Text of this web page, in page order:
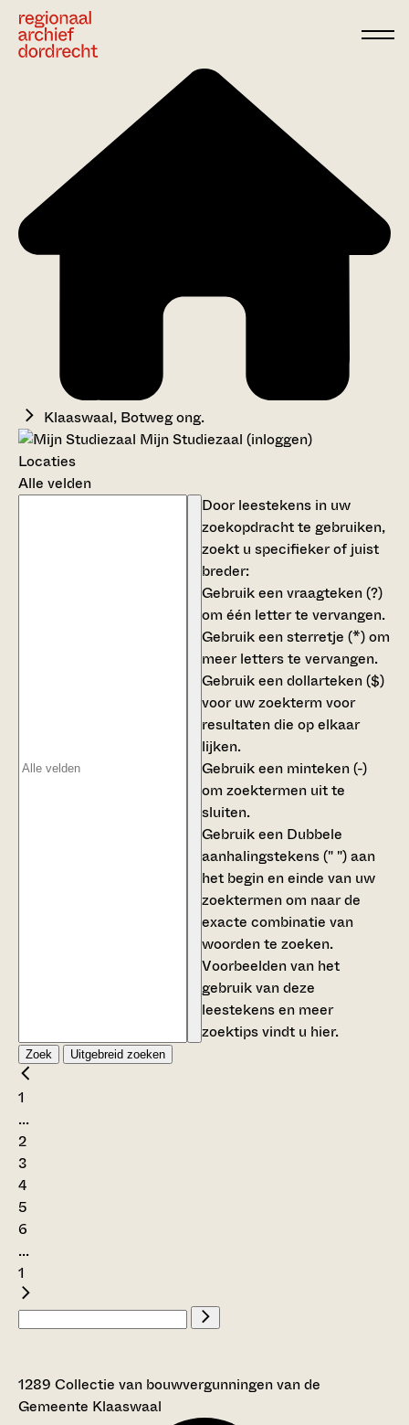
Klaaswaal, Botweg ong.
Mijn Studiezaal (inloggen)
Locaties
Alle velden
Door leestekens in uw
zoekopdracht te gebruiken,
zoekt u specifieker of juist
breder:
Gebruik eenvraagteken (?)
om één letter te vervangen.
Gebruik eensterretje (*)om
meer letters te vervangen.
Gebruik eendollarteken ($)
voor uw zoekterm voor
resultaten die op elkaar
lijken.
Gebruik een minteken (-)
om zoektermen uit te
sluiten.
Gebruik een Dubbele
aanhalingstekens (" ")aan
het begin en einde van uw
zoektermen om naar de
exacte combinatie van
woorden te zoeken.
Voorbeelden van het
gebruik van deze
leestekens en meer
zoektips vindt u hier.
Zoek Uitgebreid zoeken
1
...
2
3
4
5
6
...
1
1289 Collectie van bouwvergunningen van de
Gemeente Klaaswaal